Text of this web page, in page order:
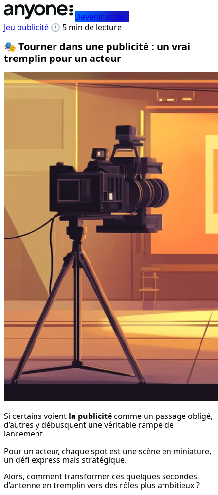
Devenir acteur
Jeu publicité 🕐 5 min de lecture
🎭 Tourner dans une publicité : un vrai
tremplin pour un acteur
Si certains voient la publicité comme un passage obligé,
d’autres y débusquent une véritable rampe de
lancement.
Pour un acteur, chaque spot est une scène en miniature,
un défi express mais stratégique.
Alors, comment transformer ces quelques secondes
d’antenne en tremplin vers des rôles plus ambitieux ?